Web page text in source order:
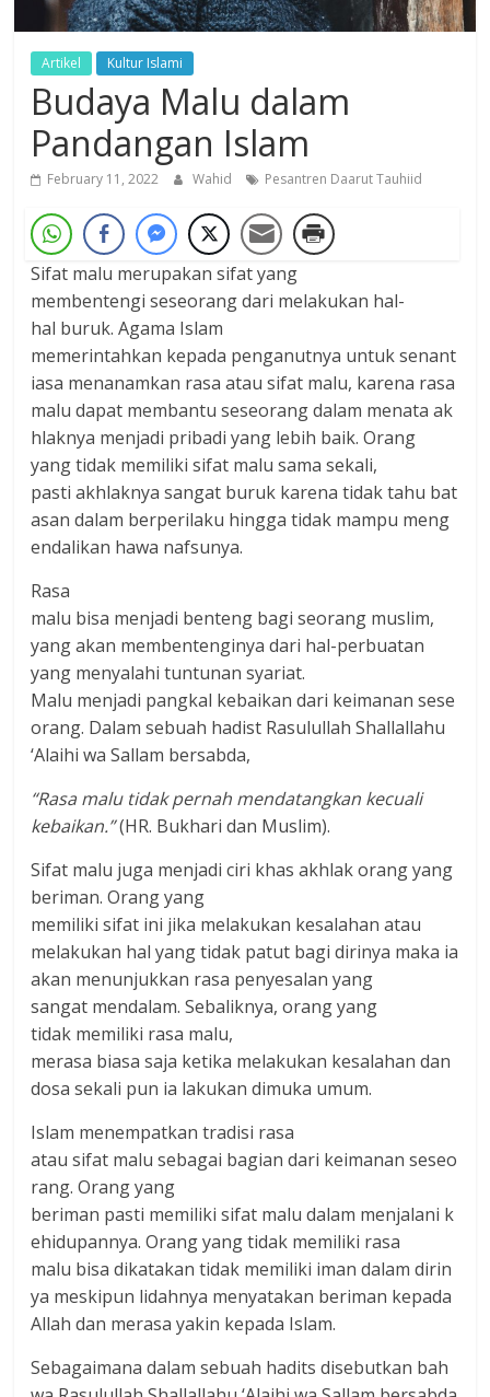
Artikel Kultur Islami
Budaya Malu dalam
Pandangan Islam
February 11, 2022 Wahid Pesantren Daarut Tauhiid
Sifat malu merupakan sifat yang
membentengi seseorang dari melakukan hal-
hal buruk. Agama Islam
memerintahkan kepada penganutnya untuk senant
iasa menanamkan rasa atau sifat malu, karena rasa
malu dapat membantu seseorang dalam menata ak
hlaknya menjadi pribadi yang lebih baik. Orang
yang tidak memiliki sifat malu sama sekali,
pasti akhlaknya sangat buruk karena tidak tahu bat
asan dalam berperilaku hingga tidak mampu meng
endalikan hawa nafsunya.
Rasa
malu bisa menjadi benteng bagi seorang muslim,
yang akan membentenginya dari hal-perbuatan
yang menyalahi tuntunan syariat.
Malu menjadi pangkal kebaikan dari keimanan sese
orang. Dalam sebuah hadist Rasulullah Shallallahu
‘Alaihi wa Sallam bersabda,
“Rasa malu tidak pernah mendatangkan kecuali
kebaikan.”(HR. Bukhari dan Muslim).
Sifat malu juga menjadi ciri khas akhlak orang yang
beriman. Orang yang
memiliki sifat ini jika melakukan kesalahan atau
melakukan hal yang tidak patut bagi dirinya maka ia
akan menunjukkan rasa penyesalan yang
sangat mendalam. Sebaliknya, orang yang
tidak memiliki rasa malu,
merasa biasa saja ketika melakukan kesalahan dan
dosa sekali pun ia lakukan dimuka umum.
Islam menempatkan tradisi rasa
atau sifat malu sebagai bagian dari keimanan seseo
rang. Orang yang
beriman pasti memiliki sifat malu dalam menjalani k
ehidupannya. Orang yang tidak memiliki rasa
malu bisa dikatakan tidak memiliki iman dalam dirin
ya meskipun lidahnya menyatakan beriman kepada
Allah dan merasa yakin kepada Islam.
Sebagaimana dalam sebuah hadits disebutkan bah